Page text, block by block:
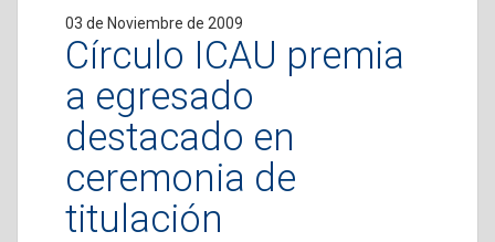
03 de Noviembre de 2009
Círculo ICAU premia
a egresado
destacado en
ceremonia de
titulación